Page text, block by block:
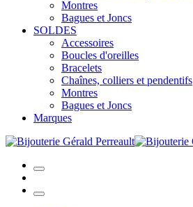
Montres
Bagues et Joncs
SOLDES
Accessoires
Boucles d'oreilles
Bracelets
Chaînes, colliers et pendentifs
Montres
Bagues et Joncs
Marques